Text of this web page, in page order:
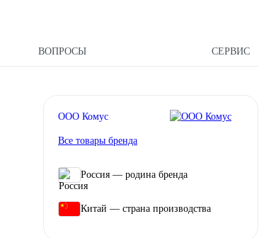
ВОПРОСЫ СЕРВИС
ООО Комус
Все товары бренда
Россия — родина бренда
Китай — страна производства